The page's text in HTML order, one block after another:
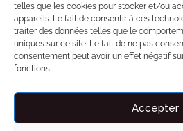
telles que les cookies pour stocker et/ou
appareils. Le fait de consentir à ces
traiter des données telles que le
uniques sur ce site. Le fait de ne pas
consentement peut avoir un effet négatif
fonctions.
Accepter
Se souvenir de moi